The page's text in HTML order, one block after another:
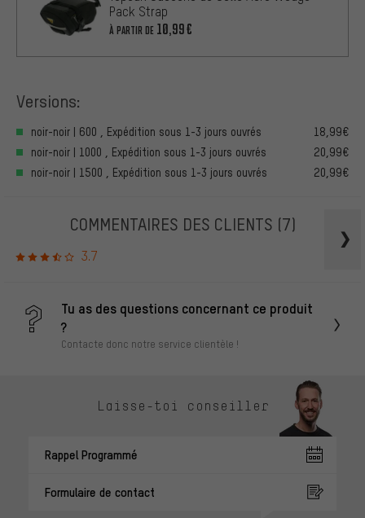
Pack Strap
À PARTIR DE 10,99€
Versions:
noir-noir | 600 , Expédition sous 1-3 jours ouvrés
18,99€
noir-noir | 1000 , Expédition sous 1-3 jours ouvrés
20,99€
noir-noir | 1500 , Expédition sous 1-3 jours ouvrés
20,99€
COMMENTAIRES DES CLIENTS (7)
3.7
Tu as des questions concernant ce produit
?
Contacte donc notre service clientèle !
Laisse-toi conseiller
Rappel Programmé
Formulaire de contact